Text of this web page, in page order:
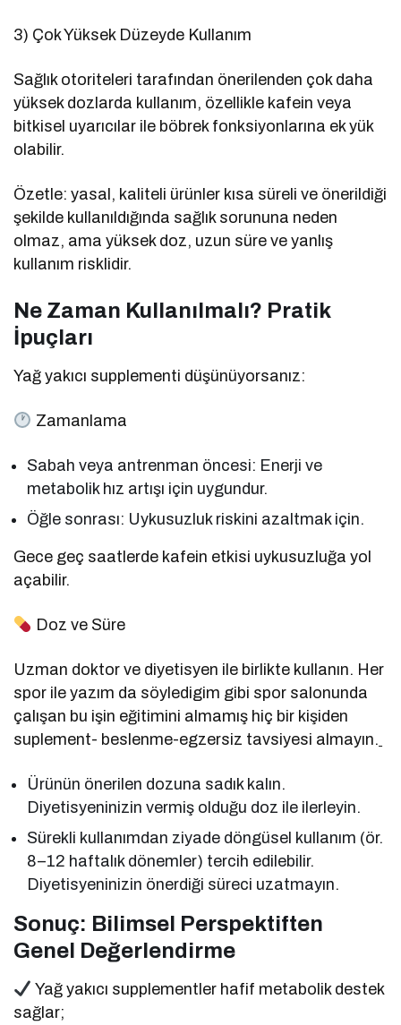
3) Çok Yüksek Düzeyde Kullanım
Sağlık otoriteleri tarafından önerilenden çok daha
yüksek dozlarda kullanım, özellikle kafein veya
bitkisel uyarıcılar ile böbrek fonksiyonlarına ek yük
olabilir.
Özetle: yasal, kaliteli ürünler kısa süreli ve önerildiği
şekilde kullanıldığında sağlık sorununa neden
olmaz, ama yüksek doz, uzun süre ve yanlış
kullanım risklidir.
Ne Zaman Kullanılmalı? Pratik
İpuçları
Yağ yakıcı supplementi düşünüyorsanız:
Zamanlama
Sabah veya antrenman öncesi: Enerji ve
metabolik hız artışı için uygundur.
Öğle sonrası: Uykusuzluk riskini azaltmak için.
Gece geç saatlerde kafein etkisi uykusuzluğa yol
açabilir.
Doz ve Süre
Uzman doktor ve diyetisyen ile birlikte kullanın. Her
spor ile yazım da söyledigim gibi spor salonunda
çalışan bu işin eğitimini almamış hiç bir kişiden
suplement- beslenme-egzersiz tavsiyesi almayın.
Ürünün önerilen dozuna sadık kalın.
Diyetisyeninizin vermiş olduğu doz ile ilerleyin.
Sürekli kullanımdan ziyade döngüsel kullanım (ör.
8–12 haftalık dönemler) tercih edilebilir.
Diyetisyeninizin önerdiği süreci uzatmayın.
Sonuç: Bilimsel Perspektiften
Genel Değerlendirme
Yağ yakıcı supplementler hafif metabolik destek
sağlar;